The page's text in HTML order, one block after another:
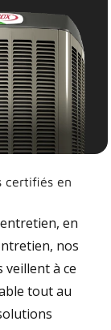
certifiés en
en
nos
veillent à ce
tout au